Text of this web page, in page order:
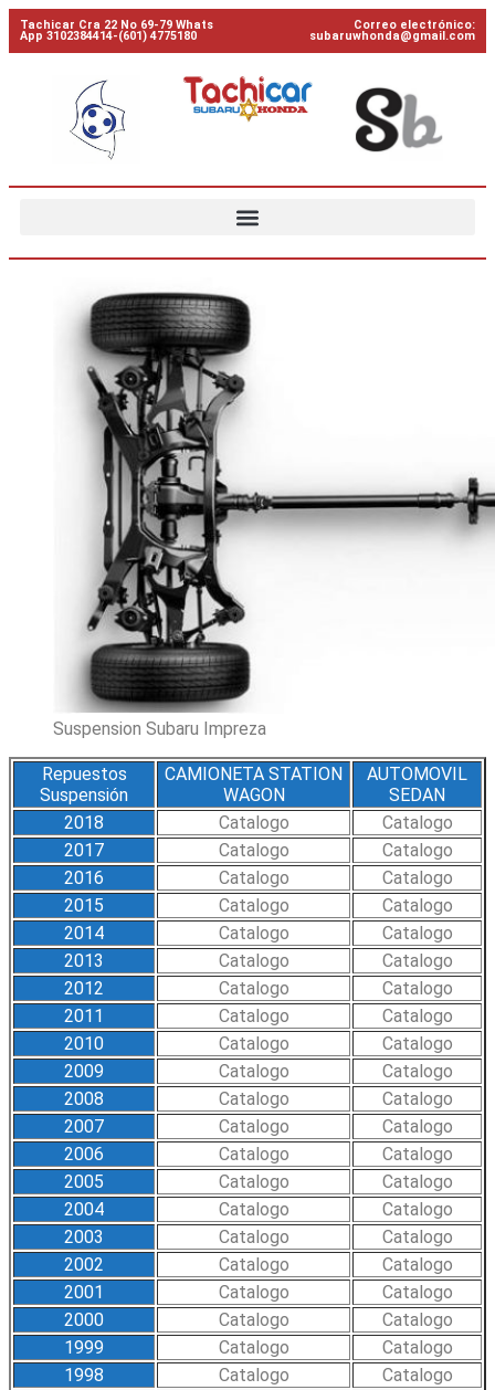
Tachicar Cra 22 No 69-79 Whats
App 3102384414-(601) 4775180
Correo electrónico:
subaruwhonda@gmail.com
Suspension Subaru Impreza
Repuestos
Suspensión
CAMIONETA STATION
WAGON
AUTOMOVIL
SEDAN
2018
Catalogo
Catalogo
2017
Catalogo
Catalogo
2016
Catalogo
Catalogo
2015
Catalogo
Catalogo
2014
Catalogo
Catalogo
2013
Catalogo
Catalogo
2012
Catalogo
Catalogo
2011
Catalogo
Catalogo
2010
Catalogo
Catalogo
2009
Catalogo
Catalogo
2008
Catalogo
Catalogo
2007
Catalogo
Catalogo
2006
Catalogo
Catalogo
2005
Catalogo
Catalogo
2004
Catalogo
Catalogo
2003
Catalogo
Catalogo
2002
Catalogo
Catalogo
2001
Catalogo
Catalogo
2000
Catalogo
Catalogo
1999
Catalogo
Catalogo
1998
Catalogo
Catalogo